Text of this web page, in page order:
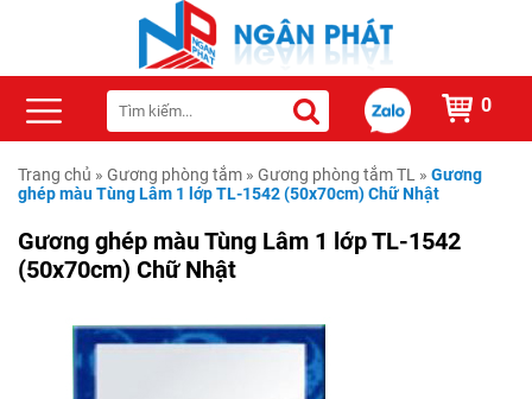
0
Trang chủ » Gương phòng tắm » Gương phòng tắm TL » Gương
ghép màu Tùng Lâm 1 lớp TL-1542 (50x70cm) Chữ Nhật
Gương ghép màu Tùng Lâm 1 lớp TL-1542
(50x70cm) Chữ Nhật